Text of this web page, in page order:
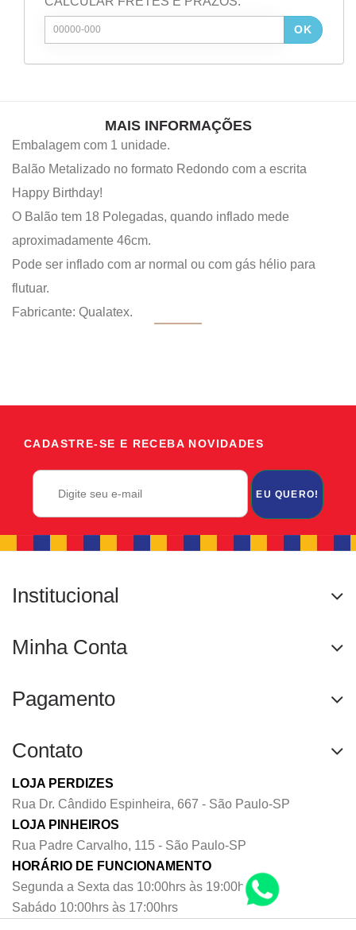
OK
MAIS INFORMAÇÕES
Embalagem com 1 unidade.
Balão Metalizado no formato Redondo com a escrita
Happy Birthday!
O Balão tem 18 Polegadas, quando inflado mede
aproximadamente 46cm.
Pode ser inflado com ar normal ou com gás hélio para
flutuar.
Fabricante: Qualatex.
CADASTRE-SE E RECEBA NOVIDADES
EU QUERO!
Institucional
Minha Conta
Pagamento
Contato
LOJA PERDIZES
Rua Dr. Cândido Espinheira, 667 - São Paulo-SP
LOJA PINHEIROS
Rua Padre Carvalho, 115 - São Paulo-SP
HORÁRIO DE FUNCIONAMENTO
Segunda a Sexta das 10:00hrs às 19:00hrs
Sabádo 10:00hrs às 17:00hrs